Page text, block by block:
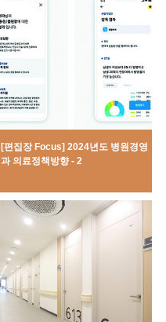
[편집장 Focus] 2024년도 병원경영
과 의료정책방향 - 2